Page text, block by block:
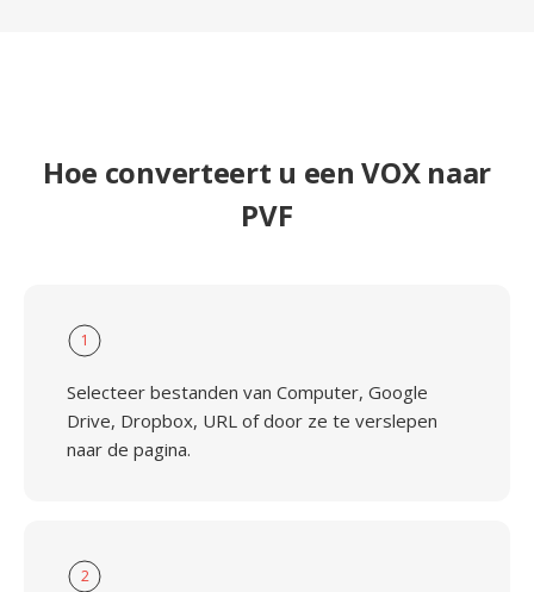
Hoe converteert u een VOX naar
PVF
1
Selecteer bestanden van Computer, Google
Drive, Dropbox, URL of door ze te verslepen
naar de pagina.
2